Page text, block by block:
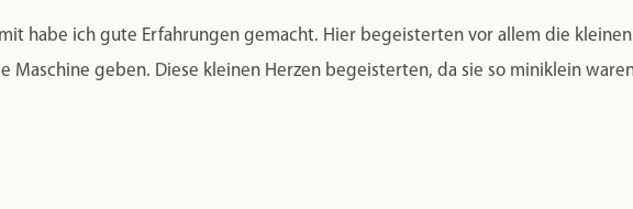
habe ich gute Erfahrungen gemacht. Hier begeisterten vor allem die
Maschine geben. Diese kleinen Herzen begeisterten, da sie so miniklein